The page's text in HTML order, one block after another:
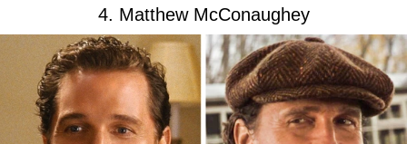
4. Matthew McConaughey